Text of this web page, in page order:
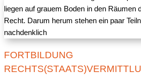
FORTBILDUNG